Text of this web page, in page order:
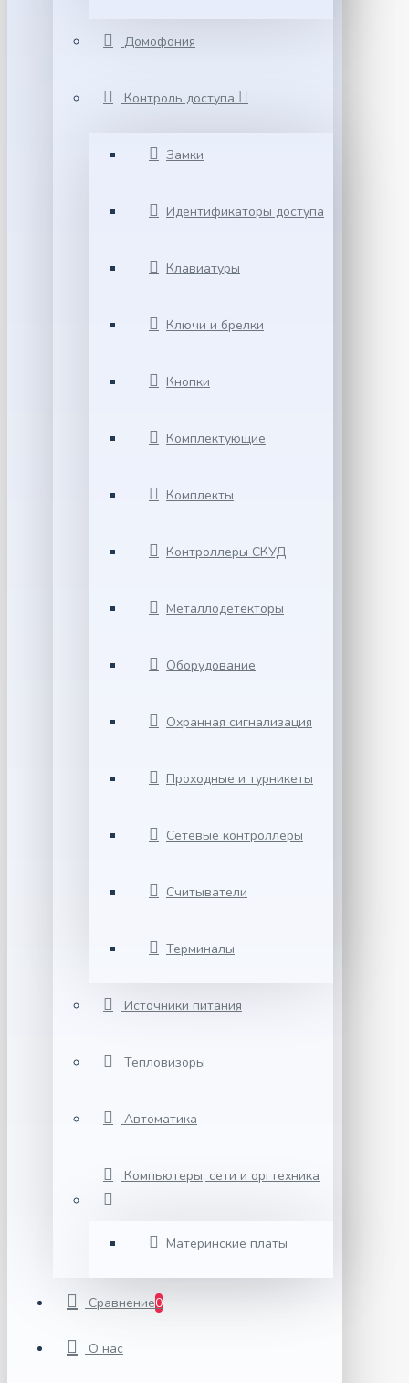
Домофония
Контроль доступа
Замки
Идентификаторы доступа
Клавиатуры
Ключи и брелки
Кнопки
Комплектующие
Комплекты
Контроллеры СКУД
Металлодетекторы
Оборудование
Охранная сигнализация
Проходные и турникеты
Сетевые контроллеры
Считыватели
Терминалы
Источники питания
Тепловизоры
Автоматика
Компьютеры, сети и оргтехника
Материнские платы
Сравнение0
О нас